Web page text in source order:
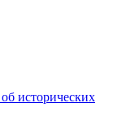
исторических